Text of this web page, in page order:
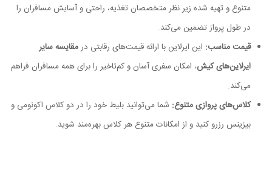
متنوع و تهیه شده زیر نظر متخصصان تغذیه، راحتی و آسایش مسافران را
در طول پرواز تضمین می‌کند.
قیمت مناسب: این ایرلاین با ارائه قیمت‌های رقابتی درمقایسه سایر
ایرلاین‌های کیش، امکان سفری آسان و کم‌تاخیر را برای همه مسافران فراهم
می‌کند.
کلاس‌های پروازی متنوع: شما می‌توانید بلیط خود را در دو کلاس اکونومی و
بیزینس رزرو کنید و از امکانات متنوع هر کلاس بهره‌مند شوید.